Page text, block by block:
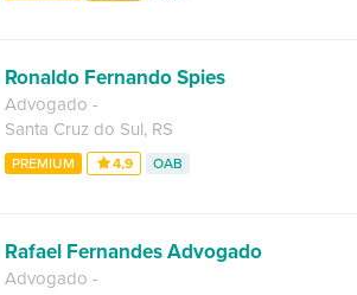
Ronaldo Fernando Spies
Advogado -
Santa Cruz do Sul, RS
PREMIUM 4,9 OAB
Rafael Fernandes Advogado
Advogado -